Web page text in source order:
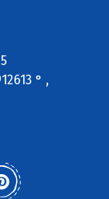
° ,